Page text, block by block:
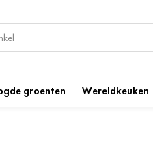
groenten Wereldkeuken